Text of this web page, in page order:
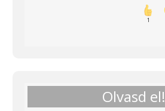
1
Olvasd el!